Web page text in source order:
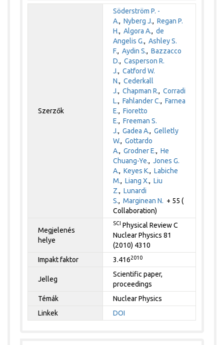
Szerzők
Söderström P. -
A.,Nyberg J.,Regan P.
H.,Algora A.,de
Angelis G.,Ashley S.
F.,Aydin S.,Bazzacco
D.,Casperson R.
J.,Catford W.
N.,Cederkall
J.,Chapman R.,Corradi
L.,Fahlander C.,Farnea
E.,Fioretto
E.,Freeman S.
J.,Gadea A.,Gelletly
W.,Gottardo
A.,Grodner E.,He
Chuang-Ye.,Jones G.
A.,Keyes K.,Labiche
M.,Liang X.,Liu
Z.,Lunardi
S.,Marginean N. + 55 (
Collaboration)
Megjelenés
helye
SCI Physical Review C
Nuclear Physics 81
(2010) 4310
Impakt faktor
3.4162010
Jelleg
Scientific paper,
proceedings
Témák
Nuclear Physics
Linkek
DOI